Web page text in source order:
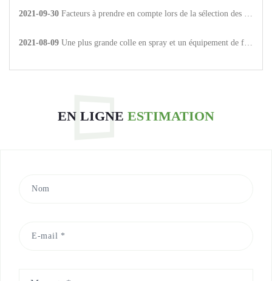
2021-09-30 Facteurs à prendre en compte lors de la sélection des produits adhésifs thermofusibles
2021-08-09 Une plus grande colle en spray et un équipement de fitness Mai Bao He pour parvenir à une coopération stratégique.
EN LIGNE ESTIMATION